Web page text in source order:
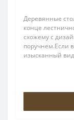
Деревянные
конце
схожему с
поручнем.Если
изысканный